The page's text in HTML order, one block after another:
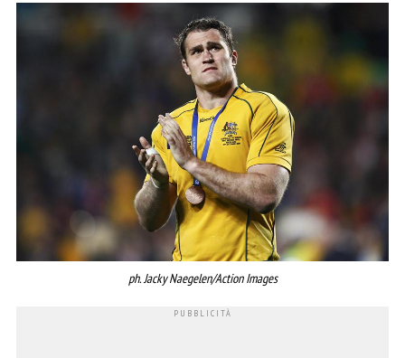
ph. Jacky Naegelen/Action Images